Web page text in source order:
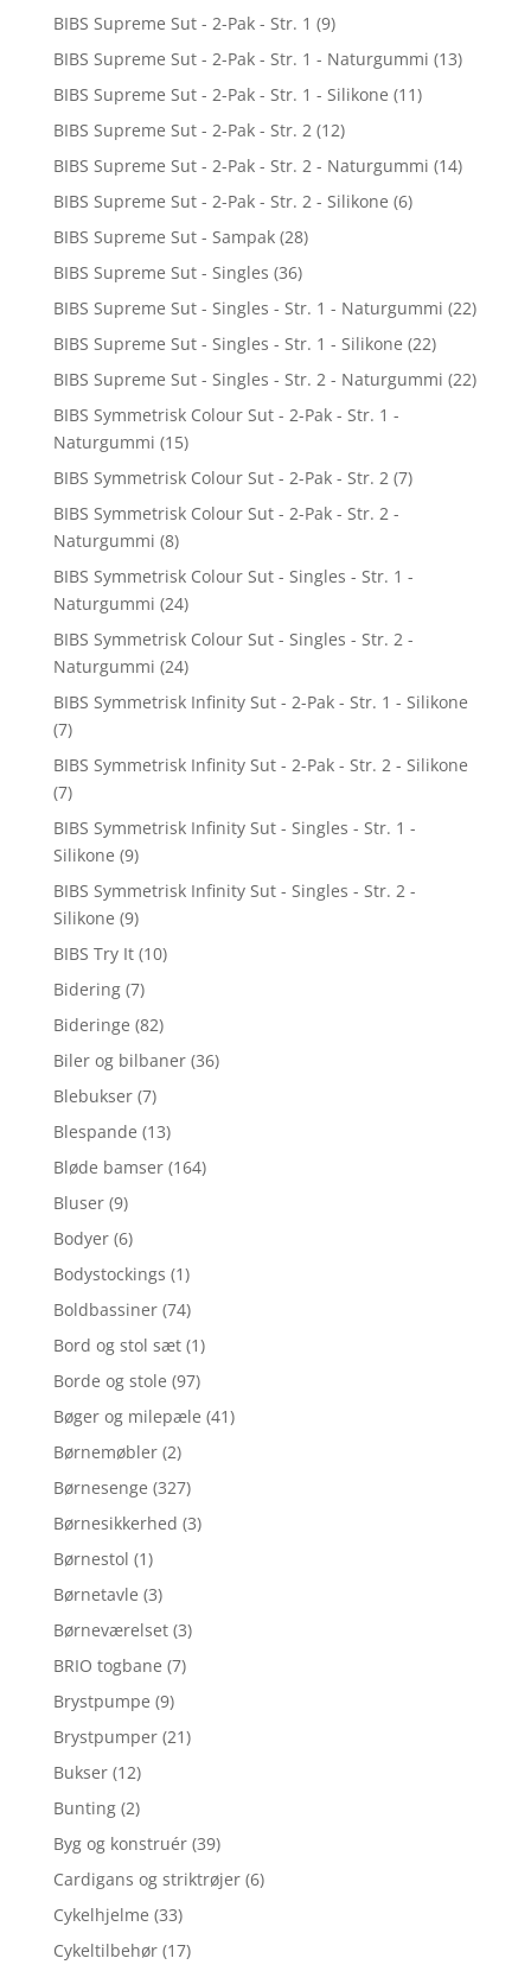
BIBS Supreme Sut - 2-Pak - Str. 1 (9)
BIBS Supreme Sut - 2-Pak - Str. 1 - Naturgummi (13)
BIBS Supreme Sut - 2-Pak - Str. 1 - Silikone (11)
BIBS Supreme Sut - 2-Pak - Str. 2 (12)
BIBS Supreme Sut - 2-Pak - Str. 2 - Naturgummi (14)
BIBS Supreme Sut - 2-Pak - Str. 2 - Silikone (6)
BIBS Supreme Sut - Sampak (28)
BIBS Supreme Sut - Singles (36)
BIBS Supreme Sut - Singles - Str. 1 - Naturgummi (22)
BIBS Supreme Sut - Singles - Str. 1 - Silikone (22)
BIBS Supreme Sut - Singles - Str. 2 - Naturgummi (22)
BIBS Symmetrisk Colour Sut - 2-Pak - Str. 1 -
Naturgummi (15)
BIBS Symmetrisk Colour Sut - 2-Pak - Str. 2 (7)
BIBS Symmetrisk Colour Sut - 2-Pak - Str. 2 -
Naturgummi (8)
BIBS Symmetrisk Colour Sut - Singles - Str. 1 -
Naturgummi (24)
BIBS Symmetrisk Colour Sut - Singles - Str. 2 -
Naturgummi (24)
BIBS Symmetrisk Infinity Sut - 2-Pak - Str. 1 - Silikone
(7)
BIBS Symmetrisk Infinity Sut - 2-Pak - Str. 2 - Silikone
(7)
BIBS Symmetrisk Infinity Sut - Singles - Str. 1 -
Silikone (9)
BIBS Symmetrisk Infinity Sut - Singles - Str. 2 -
Silikone (9)
BIBS Try It (10)
Bidering (7)
Bideringe (82)
Biler og bilbaner (36)
Blebukser (7)
Blespande (13)
Bløde bamser (164)
Bluser (9)
Bodyer (6)
Bodystockings (1)
Boldbassiner (74)
Bord og stol sæt (1)
Borde og stole (97)
Bøger og milepæle (41)
Børnemøbler (2)
Børnesenge (327)
Børnesikkerhed (3)
Børnestol (1)
Børnetavle (3)
Børneværelset (3)
BRIO togbane (7)
Brystpumpe (9)
Brystpumper (21)
Bukser (12)
Bunting (2)
Byg og konstruér (39)
Cardigans og striktrøjer (6)
Cykelhjelme (33)
Cykeltilbehør (17)